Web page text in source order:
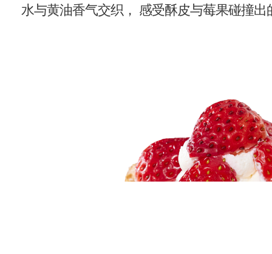
水与黄油香气交织， 感受酥皮与莓果碰撞